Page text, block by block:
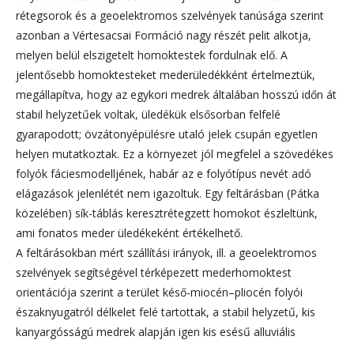
rétegsorok és a geoelektromos szelvények tanúsága szerint
azonban a Vértesacsai Formáció nagy részét pelit alkotja,
melyen belül elszigetelt homoktestek fordulnak elő. A
jelentősebb homoktesteket mederüledékként értelmeztük,
megállapítva, hogy az egykori medrek általában hosszú időn át
stabil helyzetűek voltak, üledékük elsősorban felfelé
gyarapodott; övzátonyépülésre utaló jelek csupán egyetlen
helyen mutatkoztak. Ez a környezet jól megfelel a szövedékes
folyók fáciesmodelljének, habár az e folyótípus nevét adó
elágazások jelenlétét nem igazoltuk. Egy feltárásban (Pátka
közelében) sík-táblás keresztrétegzett homokot észleltünk,
ami fonatos meder üledékeként értékelhető.
A feltárásokban mért szállítási irányok, ill. a geoelektromos
szelvények segítségével térképezett mederhomoktest
orientációja szerint a terület késő-miocén–pliocén folyói
északnyugatról délkelet felé tartottak, a stabil helyzetű, kis
kanyargósságú medrek alapján igen kis esésű alluviális